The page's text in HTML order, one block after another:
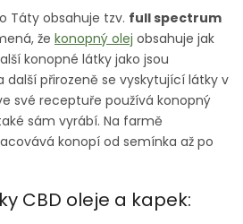
Táty obsahuje tzv. full spectrum
že konopný olej obsahuje jak
konopné látky jako jsou
další přirozeně se vyskytující látky v
své receptuře používá konopný
sám vyrábí. Na farmě
konopí od semínka až po
CBD oleje a kapek: